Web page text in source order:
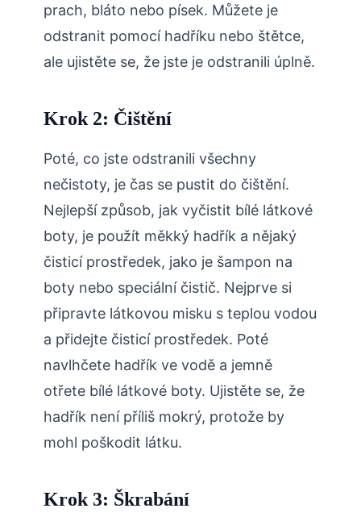
prach, bláto nebo písek. Můžete je
odstranit pomocí hadříku nebo štětce,
ale ujistěte se, že jste je odstranili úplně.
Krok 2: Čištění
Poté, co jste odstranili všechny
nečistoty, je čas se pustit do čištění.
Nejlepší způsob, jak vyčistit bílé látkové
boty, je použít měkký hadřík a nějaký
čisticí prostředek, jako je šampon na
boty nebo speciální čistič. Nejprve si
připravte látkovou misku s teplou vodou
a přidejte čisticí prostředek. Poté
navlhčete hadřík ve vodě a jemně
otřete bílé látkové boty. Ujistěte se, že
hadřík není příliš mokrý, protože by
mohl poškodit látku.
Krok 3: Škrabání